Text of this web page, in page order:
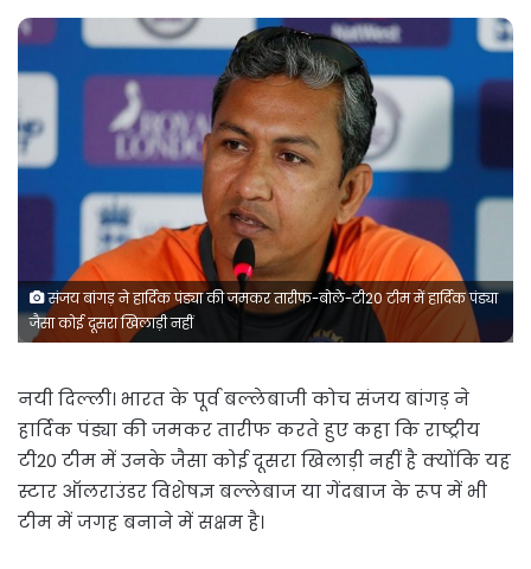
संजय बांगड़ ने हार्दिक पंड्या की जमकर तारीफ-बोले-टी20 टीम में हार्दिक पंड्या
जैसा कोई दूसरा खिलाड़ी नहीं
नयी दिल्ली। भारत के पूर्व बल्लेबाजी कोच संजय बांगड़ ने
हार्दिक पंड्या की जमकर तारीफ करते हुए कहा कि राष्ट्रीय
टी20 टीम में उनके जैसा कोई दूसरा खिलाड़ी नहीं है क्योंकि यह
स्टार ऑलराउंडर विशेषज्ञ बल्लेबाज या गेंदबाज के रूप में भी
टीम में जगह बनाने में सक्षम है।